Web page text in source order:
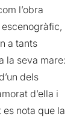
l’obra
a tants
la seva mare:
dels
d’ella i
es nota que la